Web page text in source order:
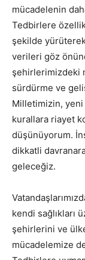
mücadelenin
Tedbirlere
şekilde
verileri göz
şehirlerimizdeki
sürdürme ve
Milletimizin, yeni
kurallara riayet
düşünüyorum.
dikkatli
geleceğiz.
kendi sağlıkları
şehirlerini ve
mücadelemize